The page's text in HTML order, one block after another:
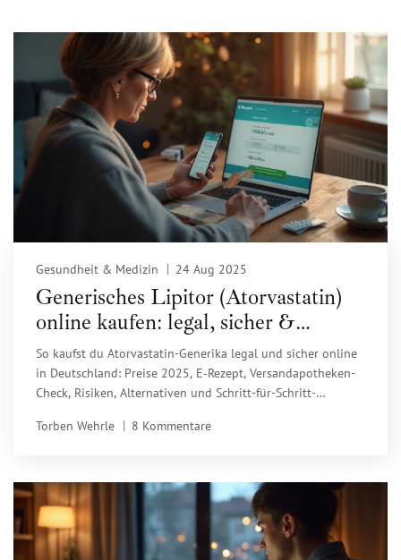
Gesundheit & Medizin 24 Aug 2025
Generisches Lipitor (Atorvastatin)
online kaufen: legal, sicher &
günstig 2025
So kaufst du Atorvastatin-Generika legal und sicher online
in Deutschland: Preise 2025, E‑Rezept, Versandapotheken-
Check, Risiken, Alternativen und Schritt-für-Schritt-
Torben Wehrle
8 Kommentare